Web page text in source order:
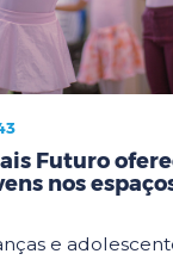
Futuro
nos
e